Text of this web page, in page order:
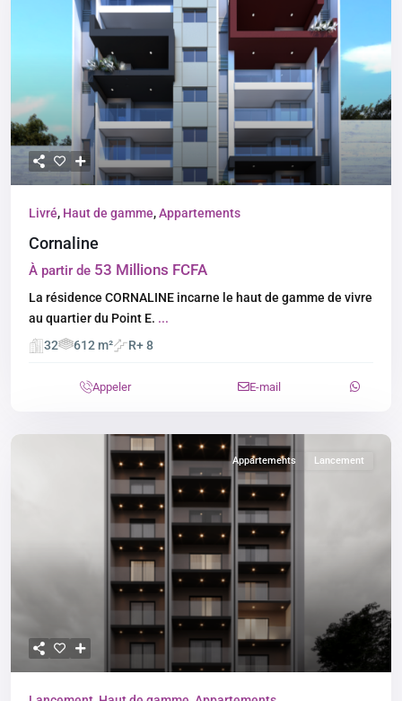
Livré, Haut de gamme,Appartements
Cornaline
À partir de 53 Millions FCFA
La résidence CORNALINE incarne le haut de gamme de vivre
au quartier du Point E. ...
32
612 m² R+ 8
Appeler E-mail
Appartements Lancement